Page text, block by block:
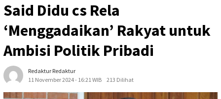
Said Didu cs Rela
‘Menggadaikan’ Rakyat untuk
Ambisi Politik Pribadi
Redaktur Redaktur
11 November 2024 - 16:21 WIB
213 Dilihat